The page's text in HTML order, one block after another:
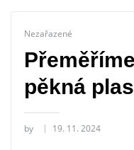
Nezařazené
pěkná
by 19. 11. 2024